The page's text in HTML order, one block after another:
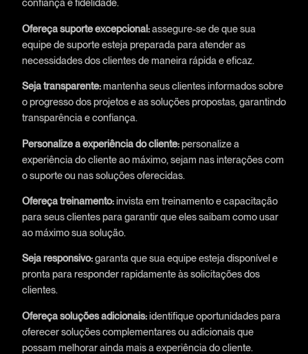
confiança e fidelidade.
Ofereça suporte excepcional:assegure-se de que sua
equipe de suporte esteja preparada para atender as
necessidades dos clientes de maneira rápida e eficaz.
Seja transparente:mantenha seus clientes informados sobre
o progresso dos projetos e as soluções propostas, garantindo
transparência e confiança.
Personalize a experiência do cliente:personalize a
experiência do cliente ao máximo, sejam nas interações com
o suporte ou nas soluções oferecidas.
Ofereça treinamento:invista em treinamento e capacitação
para seus clientes para garantir que eles saibam como usar
ao máximo sua solução.
Seja responsivo:garanta que sua equipe esteja disponível e
pronta para responder rapidamente às solicitações dos
clientes.
Ofereça soluções adicionais:identifique oportunidades para
oferecer soluções complementares ou adicionais que
possam melhorar ainda mais a experiência do cliente.